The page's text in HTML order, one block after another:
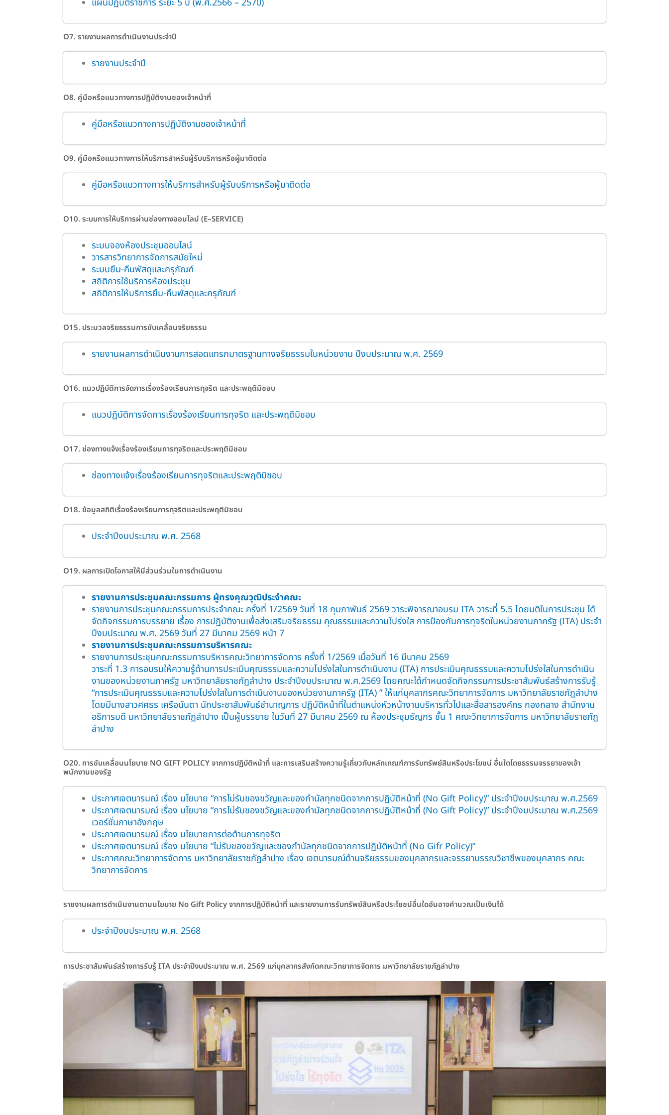
O7. รายงานผลการดำเนินงานประจำปี
รายงานประจำปี
O8. คู่มือหรือแนวทางการปฏิบัติงานของเจ้าหน้าที่
คู่มือหรือแนวทางการปฏิบัติงานของเจ้าหน้าที่
O9. คู่มือหรือแนวทางการให้บริการสำหรับผู้รับบริการหรือผู้มาติดต่อ
คู่มือหรือแนวทางการให้บริการสำหรับผู้รับบริการหรือผู้มาติดต่อ
O10. ระบบการให้บริการผ่านช่องทางออนไลน์ (E–SERVICE)
ระบบจองห้องประชุมออนไลน์
วารสารวิทยาการจัดการสมัยใหม่
ระบบยืม-คืนพัสดุและครุภัณฑ์
สถิติการใช้บริการห้องประชุม
สถิติการให้บริการยืม-คืนพัสดุและครุภัณฑ์
O15. ประมวลจริยธรรมการขับเคลื่อนจริยธรรม
รายงานผลการดำเนินงานการสอดแทรกมาตรฐานทางจริยธรรมในหน่วยงาน ปีงบประมาณ พ.ศ. 2569
O16. แนวปฏิบัติการจัดการเรื่องร้องเรียนการทุจริต และประพฤติมิชอบ
แนวปฏิบัติการจัดการเรื่องร้องเรียนการทุจริต และประพฤติมิชอบ
O17. ช่องทางแจ้งเรื่องร้องเรียนการทุจริตและประพฤติมิชอบ
ช่องทางแจ้งเรื่องร้องเรียนการทุจริตและประพฤติมิชอบ
O18. ข้อมูลสถิติเรื่องร้องเรียนการทุจริตและประพฤติมิชอบ
ประจำปีงบประมาณ พ.ศ. 2568
O19. ผลการเปิดโอกาสให้มีส่วนร่วมในการดำเนินงาน
รายงานการประชุมคณะกรรมการ ผู้ทรงคุณวุฒิประจำคณะ
รายงานการประชุมคณะกรรมการประจำคณะ ครั้งที่ 1/2569 วันที่ 18 กุมภาพันธ์ 2569 วาระพิจารณาอบรม ITA วาระที่ 5.5 โดยมติในการประชุม ได้
จัดกิจกรรมการบรรยาย เรื่อง การปฏิบัติงานเพื่อส่งเสริมจริยธรรม คุณธรรมและความโปร่งใส การป้องกันการทุจริตในหน่วยงานภาครัฐ (ITA) ประจำ
ปีงบประมาณ พ.ศ. 2569 วันที่ 27 มีนาคม 2569 หน้า 7
รายงานการประชุมคณะกรรมการบริหารคณะ
รายงานการประชุมคณะกรรมการบริหารคณะวิทยาการจัดการ ครั้งที่ 1/2569 เมื่อวันที่ 16 มีนาคม 2569
วาระที่ 1.3 การอบรมให้ความรู้ด้านการประเมินคุณธรรมและความโปร่งใสในการดำเนินงาน (ITA) การประเมินคุณธรรมและความโปร่งใสในการดำเนิน
งานของหน่วยงานภาครัฐ มหาวิทยาลัยราชภัฏลำปาง ประจำปีงบประมาณ พ.ศ.2569 โดยคณะได้กำหนดจัดกิจกรรมการประชาสัมพันธ์สร้างการรับรู้
“การประเมินคุณธรรมและความโปร่งใสในการดำเนินงานของหน่วยงานภาครัฐ (ITA) ” ให้แก่บุคลากรคณะวิทยาการจัดการ มหาวิทยาลัยราชภัฏลำปาง
โดยมีนางสาวศศธร เครือนันตา นักประชาสัมพันธ์ชำนาญการ ปฏิบัติหน้าที่ในตำแหน่งหัวหน้างานบริหารทั่วไปและสื่อสารองค์กร กองกลาง สำนักงาน
อธิการบดี มหาวิทยาลัยราชภัฏลำปาง เป็นผู้บรรยาย ในวันที่ 27 มีนาคม 2569 ณ ห้องประชุมธัญกร ชั้น 1 คณะวิทยาการจัดการ มหาวิทยาลัยราชภัฏ
ลำปาง
O20. การขับเคลื่อนนโยบาย NO GIFT POLICY จากการปฏิบัติหน้าที่ และการเสริมสร้างความรู้เกี่ยวกับหลักเกณฑ์การรับทรัพย์สินหรือประโยชน์ อื่นใดโดยธรรมจรรยาของเจ้า
พนักงานของรัฐ
ประกาศเจตนารมณ์ เรื่อง นโยบาย “การไม่รับของขวัญและของกำนัลทุกชนิดจากการปฏิบัติหน้าที่ (No Gift Policy)” ประจำปีงบประมาณ พ.ศ.2569
ประกาศเจตนารมณ์ เรื่อง นโยบาย “การไม่รับของขวัญและของกำนัลทุกชนิดจากการปฏิบัติหน้าที่ (No Gift Policy)” ประจำปีงบประมาณ พ.ศ.2569
เวอร์ชั่นภาษาอังกฤษ
ประกาศเจตนารมณ์ เรื่อง นโยบายการต่อต้านการทุจริต
ประกาศเจตนารมณ์ เรื่อง นโยบาย “ไม่รับของขวัญและของกำนัลทุกชนิดจากการปฏิบัติหน้าที่ (No Gifr Policy)”
ประกาศคณะวิทยาการจัดการ มหาวิทยาลัยราชภัฏลำปาง เรื่อง เจตนารมณ์ด้านจริยธรรมของบุคลากรและจรรยาบรรณวิชาชีพของบุคลากร คณะ
วิทยาการจัดการ
รายงานผลการดำเนินงานตามนโยบาย No Gift Policy จากการปฏิบัติหน้าที่ และรายงานการรับทรัพย์สินหรือประโยชน์อื่นใดอันอาจคำนวณเป็นเงินได้
ประจำปีงบประมาณ พ.ศ. 2568
การประชาสัมพันธ์สร้างการรับรู้ ITA ประจำปีงบประมาณ พ.ศ. 2569 แก่บุคลากรสังกัดคณะวิทยาการจัดการ มหาวิทยาลัยราชภัฏลำปาง